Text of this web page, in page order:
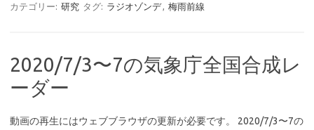
カテゴリー: 研究 タグ: ラジオゾンデ 梅雨前線
2020/7/3〜7の気象庁全国合成レ
ーダー
動画の再生にはウェブブラウザの更新が必要です。 2020/7/3〜7の